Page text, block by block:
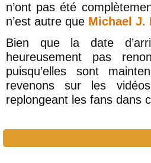
n’ont pas été
n’est autre que Michael J.
Bien que la date
heureusement pas
puisqu’elles sont
revenons sur les
replongeant les fans dans